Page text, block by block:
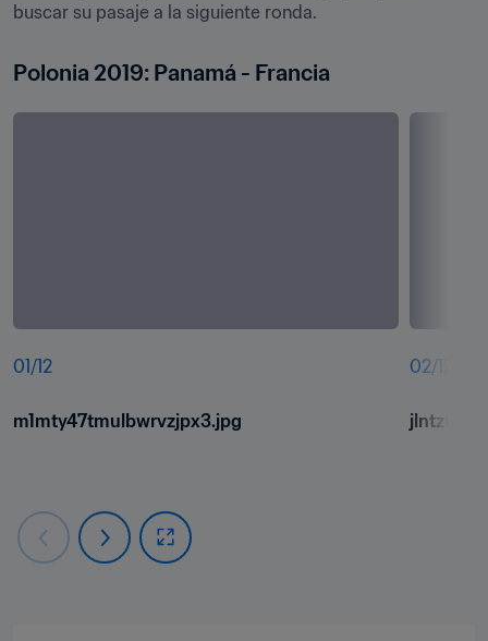
buscar su pasaje a la siguiente ronda.
Polonia 2019: Panamá - Francia
01 /12
m1mty47tmulbwrvzjpx3.jpg
02/12